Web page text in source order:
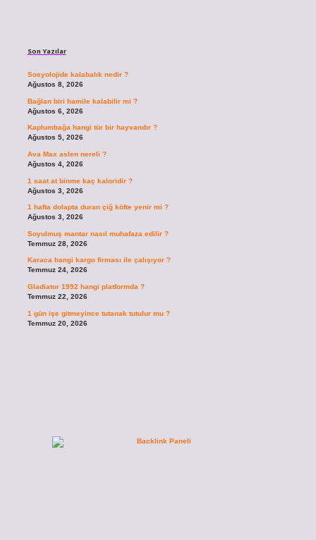
Son Yazılar
Sosyolojide kalabalık nedir ?
Ağustos 8, 2026
Bağlan biri hamile kalabilir mi ?
Ağustos 6, 2026
Kaplumbağa hangi tür bir hayvandır ?
Ağustos 5, 2026
Ava Max aslen nereli ?
Ağustos 4, 2026
1 saat at binme kaç kaloridir ?
Ağustos 3, 2026
1 hafta dolapta duran çiğ köfte yenir mi ?
Ağustos 3, 2026
Soyulmuş mantar nasıl muhafaza edilir ?
Temmuz 28, 2026
Karaca hangi kargo firması ile çalışıyor ?
Temmuz 24, 2026
Gladiator 1992 hangi platformda ?
Temmuz 22, 2026
1 gün işe gitmeyince tutanak tutulur mu ?
Temmuz 20, 2026